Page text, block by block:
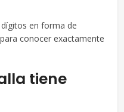
en forma de
conocer exactamente
tiene